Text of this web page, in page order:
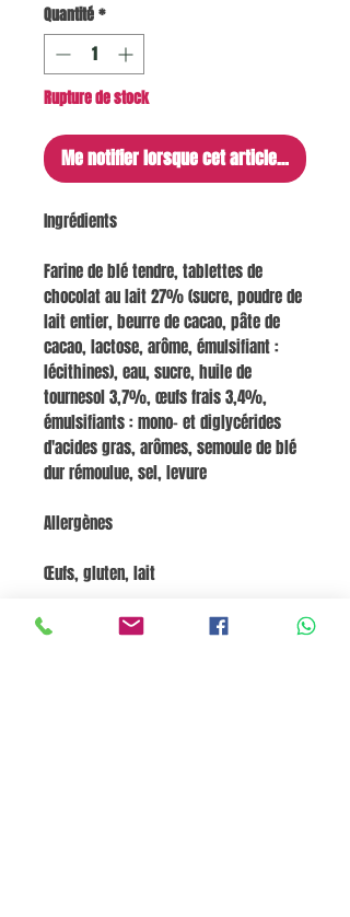
Quantité*
Rupture de stock
Me notifier lorsque cet article est
Ingrédients
Farine de blé tendre, tablettes de
chocolat au lait 27% (sucre, poudre de
lait entier, beurre de cacao, pâte de
cacao, lactose, arôme, émulsifiant :
lécithines), eau, sucre, huile de
tournesol 3,7%, œufs frais 3,4%,
émulsifiants : mono- et diglycérides
d'acides gras, arômes, semoule de blé
dur rémoulue, sel, levure
Allergènes
Œufs, gluten, lait
Valeurs nutritionnelles